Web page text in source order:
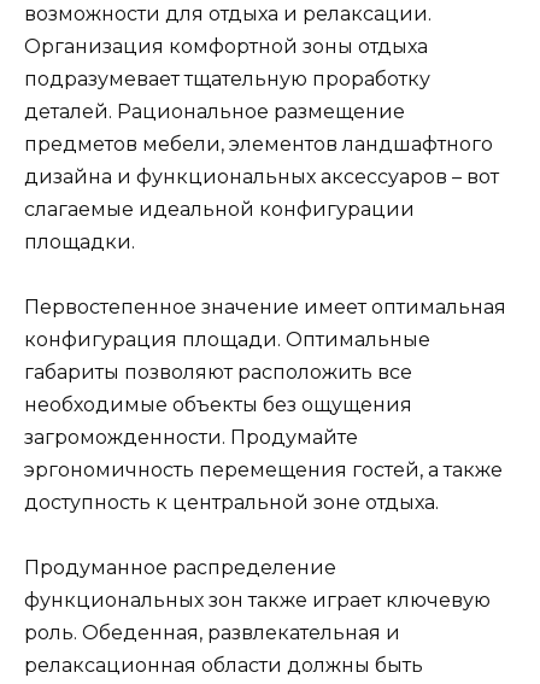
возможности для отдыха и релаксации.
Организация комфортной зоны отдыха
подразумевает тщательную проработку
деталей. Рациональное размещение
предметов мебели, элементов ландшафтного
дизайна и функциональных аксессуаров – вот
слагаемые идеальной конфигурации
площадки.
Первостепенное значение имеет оптимальная
конфигурация площади. Оптимальные
габариты позволяют расположить все
необходимые объекты без ощущения
загроможденности. Продумайте
эргономичность перемещения гостей, а также
доступность к центральной зоне отдыха.
Продуманное распределение
функциональных зон также играет ключевую
роль. Обеденная, развлекательная и
релаксационная области должны быть